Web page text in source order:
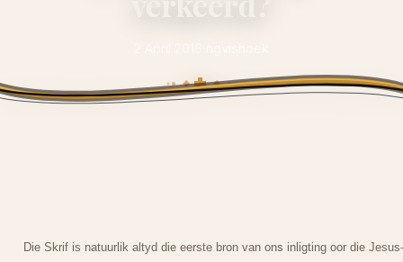
Die Skrif is natuurlik altyd die eerste bron van ons inligting oor die Jesus-